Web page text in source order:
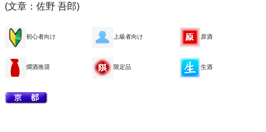
(文章：佐野 吾郎)
初心者向け 上級者向け 原酒
燗酒推奨 限定品 生酒